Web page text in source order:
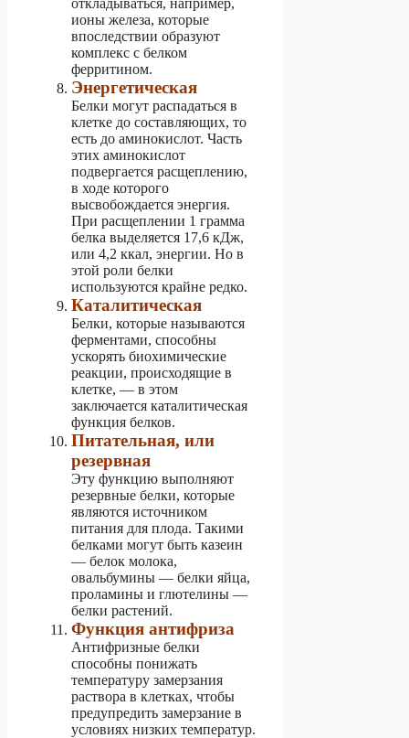
ионы железа, которые
впоследствии образуют
комплекс с белком
ферритином.
Энергетическая
Белки могут распадаться в
клетке до составляющих, то
есть до аминокислот. Часть
этих аминокислот
подвергается расщеплению,
в ходе которого
высвобождается энергия.
При расщеплении 1 грамма
белка выделяется 17,6 кДж,
или 4,2 ккал, энергии. Но в
этой роли белки
используются крайне редко.
Каталитическая
Белки, которые называются
ферментами, способны
ускорять биохимические
реакции, происходящие в
клетке, — в этом
заключается каталитическая
функция белков.
Питательная, или
резервная
Эту функцию выполняют
резервные белки, которые
являются источником
питания для плода. Такими
белками могут быть казеин
— белок молока,
овальбумины — белки яйца,
проламины и глютелины —
белки растений.
Функция антифриза
Антифризные белки
способны понижать
температуру замерзания
раствора в клетках, чтобы
предупредить замерзание в
условиях низких температур.